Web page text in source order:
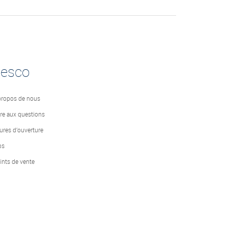
de nous
aux questions
d’ouverture
de vente